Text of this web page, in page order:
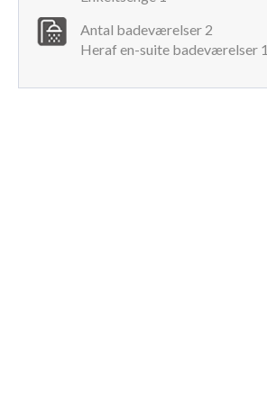
Strand – 13 km
Noto – 15 km
Modica – 30 km
Antal badeværelser 2
Heraf en-suite badeværelser 1